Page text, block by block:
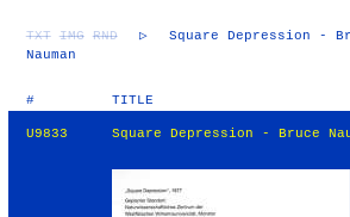
TXT IMG RND ▷
Square Depression -
Nauman
# TITLE
U9833 Square Depression - Bruce